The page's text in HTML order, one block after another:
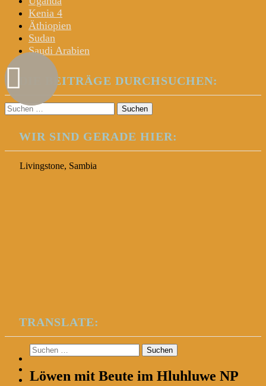
Kenia 4
Äthiopien
Sudan
Saudi Arabien
DIE BEITRÄGE DURCHSUCHEN:
Suchen
nach:
WIR SIND GERADE HIER:
Livingstone, Sambia
TRANSLATE:
Suchen
nach:
Löwen mit Beute im Hluhluwe NP